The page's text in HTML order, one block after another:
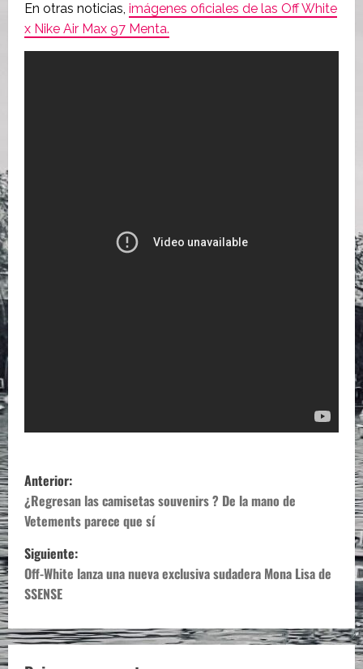
En otras noticias, imágenes oficiales de las Off White
x Nike Air Max 97 Menta.
N
a
v
e
g
a
Anterior:
¿Regresan las camisetas souvenirs ? De la mano de
Vetements parece que sí
Siguiente:
Off-White lanza una nueva exclusiva sudadera Mona Lisa de
SSENSE